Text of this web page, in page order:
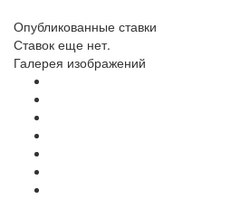
Опубликованные ставки
Ставок еще нет.
Галерея изображений